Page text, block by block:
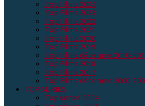
Top Films 2024
Top Films 2023
Top Films 2022
Top Films 2021
Top Films 2020
Top Films 2019
Top Films décennie 2010-
Top Films 2018
Top Films 2017
Top Films décennie 2000-
TOP SERIES
Top séries 2024